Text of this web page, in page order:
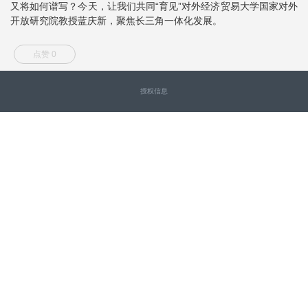
又将如何谱写？今天，让我们共同“育见”对外经济贸易大学国家对外
开放研究院教授蓝庆新，聚焦长三角一体化发展。
点赞 0
授权信息